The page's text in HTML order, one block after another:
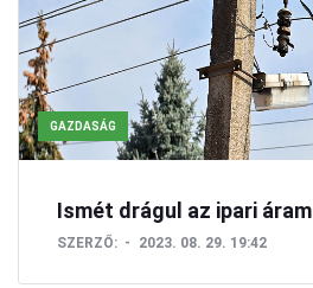
GAZDASÁG
Ismét drágul az ipari áram
SZERZŐ: 2023. 08. 29. 19:42